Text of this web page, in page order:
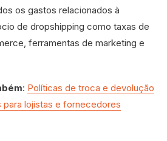
os gastos relacionados à
de dropshipping como taxas de
ferramentas de marketing e
: Políticas de troca e devolução
para lojistas e fornecedores